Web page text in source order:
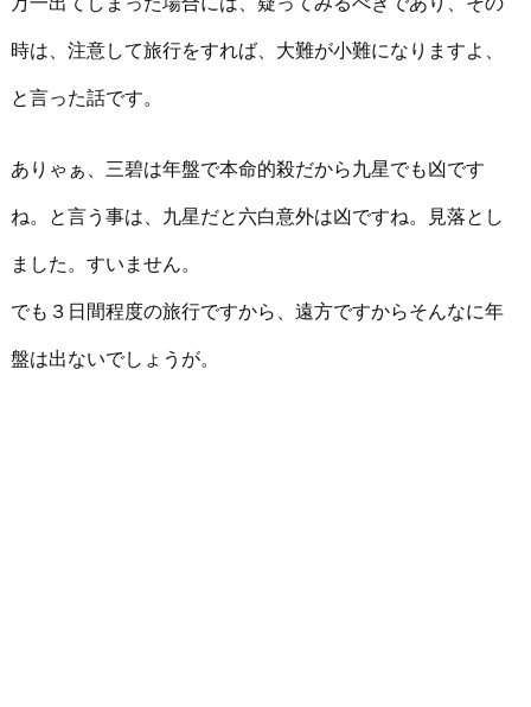
時は、注意して旅行をすれば、大難が小難になりますよ、
と言った話です。
ありゃぁ、三碧は年盤で本命的殺だから九星でも凶です
ね。と言う事は、九星だと六白意外は凶ですね。見落とし
ました。すいません。
でも３日間程度の旅行ですから、遠方ですからそんなに年
盤は出ないでしょうが。